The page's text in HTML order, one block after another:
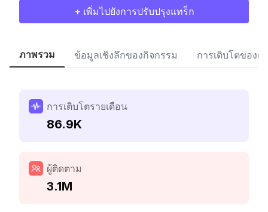
+ เพิ่มไปยังการปรับปรุงแทร็ก
ภาพรวม ข้อมูลเชิงลึกของกิจกรรม การเติบโตของผู้
การเติบโตรายเดือน
86.9K
ผู้ติดตาม
3.1M